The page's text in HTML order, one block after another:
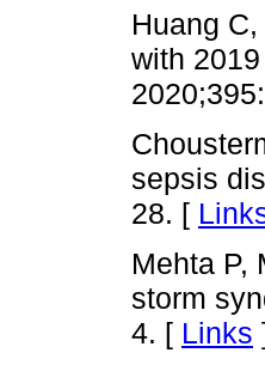
Huang
with
sepsis
28. [
Mehta P,
storm
4. [ Links